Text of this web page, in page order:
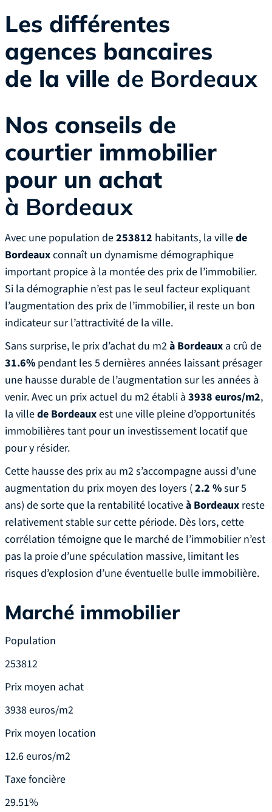
Les différentes
agences bancaires
de la ville de Bordeaux
Nos conseils de
courtier immobilier
pour un achat
à Bordeaux
Avec une population de253812 habitants, la villede
Bordeauxconnaît un dynamisme démographique
important propice à la montée des prix de l’immobilier.
Si la démographie n’est pas le seul facteur expliquant
l’augmentation des prix de l’immobilier, il reste un bon
indicateur sur l’attractivité de la ville.
Sans surprise, le prix d’achat du m2à Bordeaux a crû de
31.6% pendant les 5 dernières années laissant présager
une hausse durable de l’augmentation sur les années à
venir. Avec un prix actuel du m2 établi à 3938 euros/m2,
la villede Bordeauxest une ville pleine d’opportunités
immobilières tant pour un investissement locatif que
pour y résider.
Cette hausse des prix au m2 s’accompagne aussi d’une
augmentation du prix moyen des loyers (2.2 %sur 5
ans) de sorte que la rentabilité locativeà Bordeaux reste
relativement stable sur cette période. Dès lors, cette
corrélation témoigne que le marché de l’immobilier n’est
pas la proie d’une spéculation massive, limitant les
risques d’explosion d’une éventuelle bulle immobilière.
Marché immobilier
Population
253812
Prix moyen achat
3938 euros/m2
Prix moyen location
12.6 euros/m2
Taxe foncière
29.51%